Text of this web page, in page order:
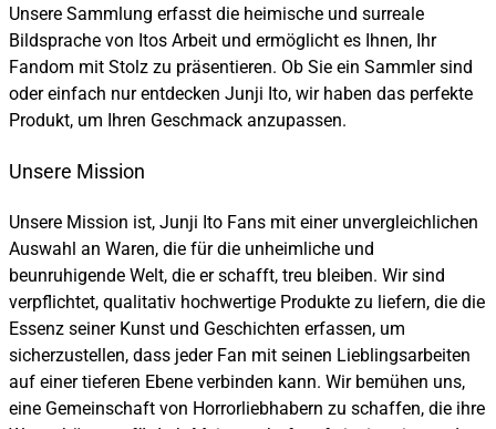
Unsere Sammlung erfasst die heimische und surreale
Bildsprache von Itos Arbeit und ermöglicht es Ihnen, Ihr
Fandom mit Stolz zu präsentieren. Ob Sie ein Sammler sind
oder einfach nur entdecken Junji Ito, wir haben das perfekte
Produkt, um Ihren Geschmack anzupassen.
Unsere Mission
Unsere Mission ist, Junji Ito Fans mit einer unvergleichlichen
Auswahl an Waren, die für die unheimliche und
beunruhigende Welt, die er schafft, treu bleiben. Wir sind
verpflichtet, qualitativ hochwertige Produkte zu liefern, die die
Essenz seiner Kunst und Geschichten erfassen, um
sicherzustellen, dass jeder Fan mit seinen Lieblingsarbeiten
auf einer tieferen Ebene verbinden kann. Wir bemühen uns,
eine Gemeinschaft von Horrorliebhabern zu schaffen, die ihre